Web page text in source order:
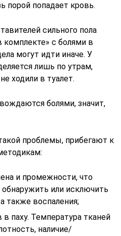
порой попадает кровь.
сильного пола
комплекте» с болями в
могут идти иначе. У
лишь по утрам,
ходили в туалет.
болями, значит,
проблемы, прибегают к
и промежности, что
или исключить
также воспаления;
паху. Температура тканей
наличие/